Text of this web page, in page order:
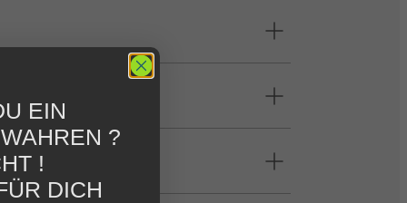
EIN
?
!
DICH